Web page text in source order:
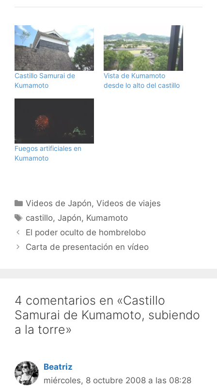
Castillo Samurai de
Kumamoto
Vista de Kumamoto
desde lo alto del castillo
Fuegos artificiales en
Kumamoto
Categorías
Videos de Japón,Videos de viajes
Etiquetas
castillo,Japón, Kumamoto
El poder oculto de hombrelobo
Carta de presentación en vídeo
4 comentarios en «Castillo
Samurai de Kumamoto, subiendo
a la torre»
Beatriz
miércoles, 8 octubre 2008 a las 08:28